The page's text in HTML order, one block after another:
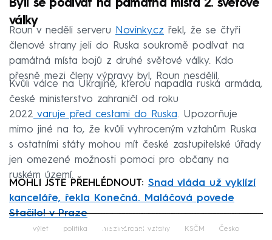
Byli se podívat na památná místa 2. světové
války
Roun v neděli serveru Novinky.cz řekl, že se čtyři
členové strany jeli do Ruska soukromě podívat na
památná místa bojů z druhé světové války. Kdo
přesně mezi členy výpravy byl, Roun nesdělil.
Kvůli válce na Ukrajině, kterou napadla ruská armáda,
české ministerstvo zahraničí od roku
2022 varuje před cestami do Ruska. Upozorňuje
mimo jiné na to, že kvůli vyhroceným vztahům Ruska
s ostatními státy mohou mít české zastupitelské úřady
jen omezené možnosti pomoci pro občany na
ruském území.
MOHLI JSTE PŘEHLÉDNOUT: Snad vláda už vyklízí
kanceláře, řekla Konečná. Maláčová povede
Stačilo! v Praze
Failed to fetch
výlet politika mezinárodní vztahy KSČM Česko